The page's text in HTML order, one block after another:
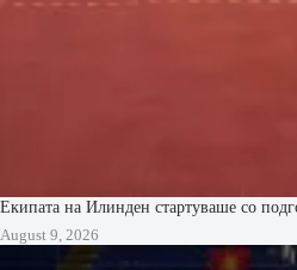
Екипата на Илинден стартуваше со
August 9, 2026